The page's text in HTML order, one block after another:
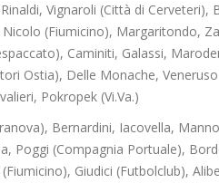
Vignaroli (Città di
(Fiumicino), Margaritondo,
Caminiti, Galassi,
Ostia), Delle Monache,
Pokropek (Vi.Va.)
Bernardini, Iacovella,
Poggi (Compagnia Portuale),
Giudici (Futbolclub),